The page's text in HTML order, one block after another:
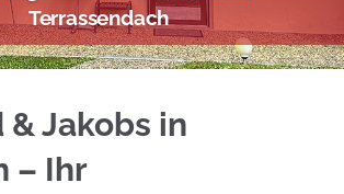
Terrassendach
& Jakobs in
– Ihr